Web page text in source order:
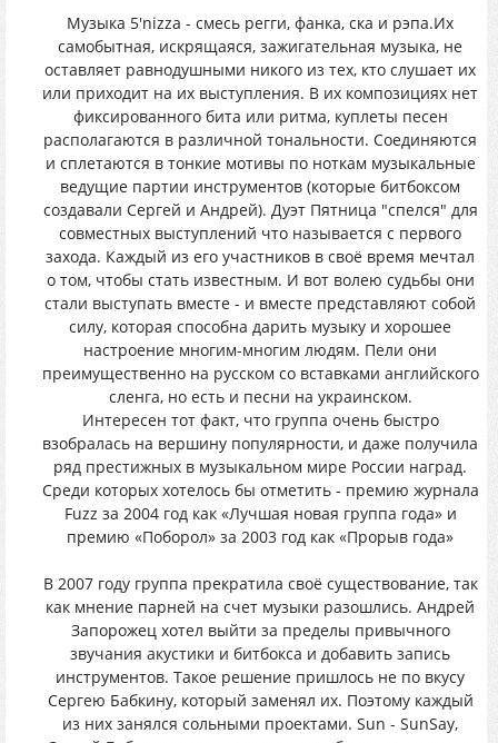
Музыка 5'nizza - смесь регги, фанка, ска и рэпа.Их
самобытная, искрящаяся, зажигательная музыка, не
оставляет равнодушными никого из тех, кто слушает их
или приходит на их выступления. В их композициях нет
фиксированного бита или ритма, куплеты песен
располагаются в различной тональности. Соединяются
и сплетаются в тонкие мотивы по ноткам музыкальные
ведущие партии инструментов (которые битбоксом
создавали Сергей и Андрей). Дуэт Пятница "спелся" для
совместных выступлений что называется с первого
захода. Каждый из его участников в своё время мечтал
о том, чтобы стать известным. И вот волею судьбы они
стали выступать вместе - и вместе представляют собой
силу, которая способна дарить музыку и хорошее
настроение многим-многим людям. Пели они
преимущественно на русском со вставками английского
сленга, но есть и песни на украинском.
Интересен тот факт, что группа очень быстро
взобралась на вершину популярности, и даже получила
ряд престижных в музыкальном мире России наград.
Среди которых хотелось бы отметить - премию журнала
Fuzz за 2004 год как «Лучшая новая группа года» и
премию «Поборол» за 2003 год как «Прорыв года»
В 2007 году группа прекратила своё существование, так
как мнение парней на счет музыки разошлись. Андрей
Запорожец хотел выйти за пределы привычного
звучания акустики и битбокса и добавить запись
инструментов. Такое решение пришлось не по вкусу
Сергею Бабкину, который заменял их. Поэтому каждый
из них занялся сольными проектами. Sun - SunSay,